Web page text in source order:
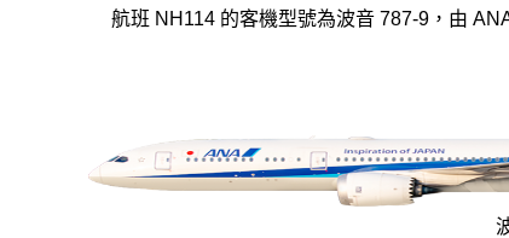
航班 NH114 的客機型號為波音 787-9，由